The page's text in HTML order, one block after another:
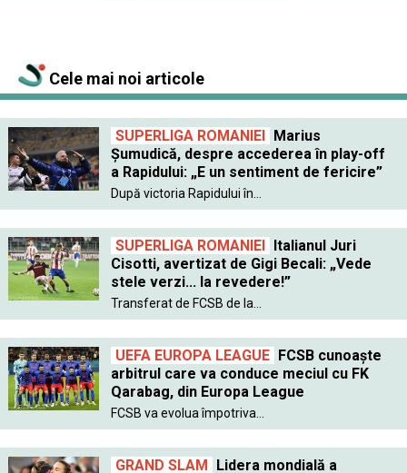
Cele mai noi articole
SUPERLIGA ROMANIEI
Marius
Șumudică, despre accederea în play-off
a Rapidului: „E un sentiment de fericire”
După victoria Rapidului în...
SUPERLIGA ROMANIEI
Italianul Juri
Cisotti, avertizat de Gigi Becali: „Vede
stele verzi... la revedere!”
Transferat de FCSB de la...
UEFA EUROPA LEAGUE
FCSB cunoaște
arbitrul care va conduce meciul cu FK
Qarabag, din Europa League
FCSB va evolua împotriva...
GRAND SLAM
Lidera mondială a